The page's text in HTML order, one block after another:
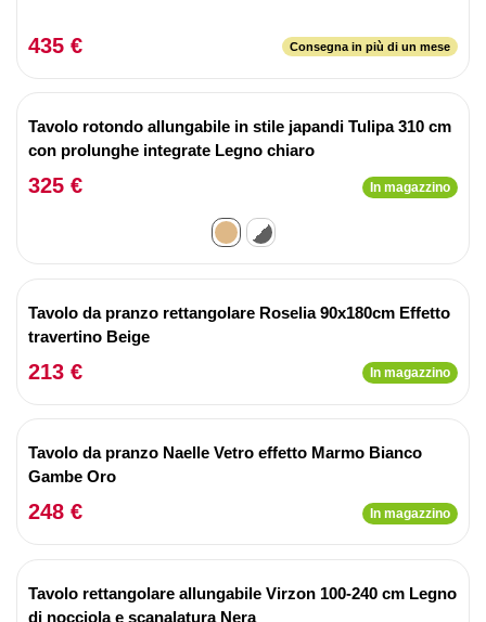
435 € Consegna in più di un mese
Tavolo rotondo allungabile in stile japandi Tulipa 310 cm
con prolunghe integrate Legno chiaro
325 € In magazzino
Tavolo da pranzo rettangolare Roselia 90x180cm Effetto
travertino Beige
213 € In magazzino
Tavolo da pranzo Naelle Vetro effetto Marmo Bianco
Gambe Oro
248 € In magazzino
Tavolo rettangolare allungabile Virzon 100-240 cm Legno
di nocciola e scanalatura Nera